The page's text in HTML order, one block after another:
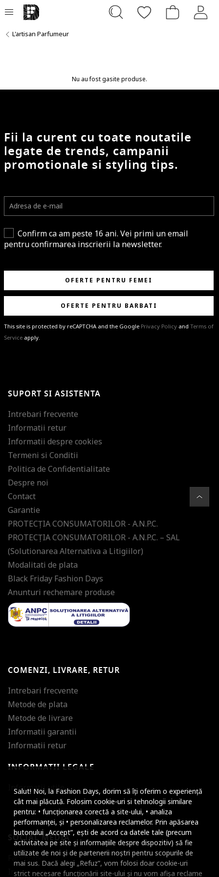
Salut! Noi, la Fashion Days, dorim să îți oferim o experiență
cât mai plăcută. Folosim cookie-uri si tehnologii similare
pentru: • funcționarea corectă a site-ului, • analiza
performanței, și • personalizarea reclamelor. Prin apăsarea
butonului „Accept”, ești de acord ca datele tale (precum
activitatea pe site și informațiile despre dispozitiv) să fie
utilizate de noi și de partenerii noștri pentru scopurile de
mai sus. Dacă alegi „Refuz”, vom folosi doar cookie-uri
strict necesare funcționării site-ului și nu vom afișa reclame
L'artisan Parfumeur
Nu au fost gasite produse.
Fii la curent cu toate noutatile
legate de trends, campanii
promotionale si styling tips.
Confirm ca am peste 16 ani. Vei primi un email
pentru confirmarea inscrierii la newsletter.
OFERTE PENTRU FEMEI
OFERTE PENTRU BARBATI
This site is protected by reCAPTCHA and the Google Privacy Policy and Terms of
Service apply.
ultimele tendinte in moda!
SUPORT SI ASISTENTA
Intrebari frecvente
Informatii retur
Informatii despre cookies
Termeni si Conditii
Politica de Confidentialitate
Despre noi
Contact
Garantie
PROTECŢIA CONSUMATORILOR - A.N.P.C.
PROTECŢIA CONSUMATORILOR - A.N.P.C. – SAL
(Solutionarea Alternativa a Litigiilor)
Modalitati de plata
Black Friday Fashion Days
Anunturi rechemare produse
COMENZI, LIVRARE, RETUR
Intrebari frecvente
Metode de plata
Metode de livrare
Informatii garantii
Informatii retur
INFORMATII LEGALE
Informatii utile
SOCIAL MEDIA
Facebook
Instagram
Micsoreaza
Mareste spatierea
Micsoreaza
Mareste inaltimea